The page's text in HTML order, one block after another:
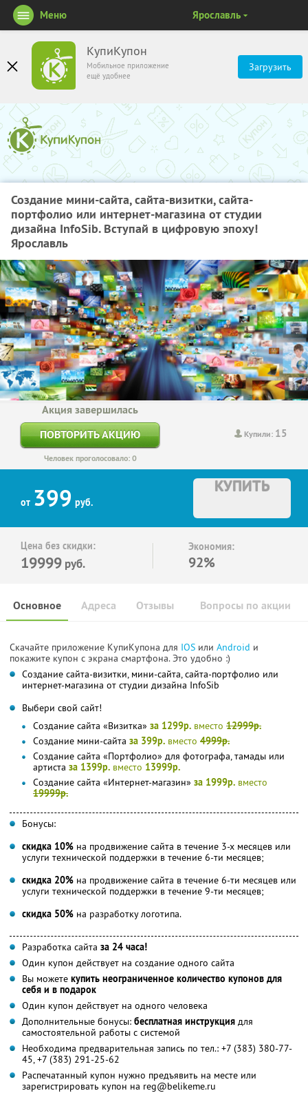
КупиКупон
Мобильное приложение
ещё удобнее
Загрузить
Меню Ярославль
Создание мини-сайта, сайта-визитки, сайта-
портфолио или интернет-магазина от студии
дизайна InfoSib. Вступай в цифровую эпоху!
Ярославль
Купили: 15
Акция завершилась
ПОВТОРИТЬ АКЦИЮ
Человек проголосовало: 0
от 399 руб.
КУПИТЬ
Цена без скидки:
19999 руб.
Экономия:
92%
Основное Отзывы Вопросы по акции
Адреса
Скачайте приложение КупиКупона для IOS или Android и
покажите купон с экрана смартфона. Это удобно :)
Создание сайта-визитки, мини-сайта, сайта-портфолио или
интернет-магазина от студии дизайна InfoSib
Выбери свой сайт!
Создание сайта «Визитка» за 1299р. вместо 12999р.
Создание мини-сайта за 399р. вместо 4999р.
Создание сайта «Портфолио» для фотографа, тамады или
артиста за 1399р. вместо 13999р.
Создание сайта «Интернет-магазин» за 1999р. вместо
19999р.
Бонусы:
скидка 10% на продвижение сайта в течение 3-х месяцев или
услуги технической поддержки в течение 6-ти месяцев;
скидка 20% на продвижение сайта в течение 6-ти месяцев или
услуги технической поддержки в течение 9-ти месяцев;
скидка 50% на разработку логотипа.
Разработка сайта за 24 часа!
Один купон действует на создание одного сайта
Вы можете купить неограниченное количество купонов для
себя и в подарок
Один купон действует на одного человека
Дополнительные бонусы: бесплатная инструкция для
самостоятельной работы с системой
Необходима предварительная запись по тел.: +7 (383) 380-77-
45, +7 (383) 291-25-62
Распечатанный купон нужно предъявить на месте или
зарегистрировать купон на reg@belikeme.ru